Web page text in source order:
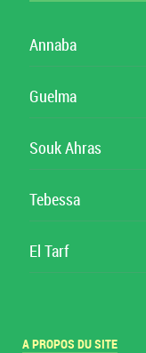
Annaba
Guelma
Souk Ahras
Tebessa
El Tarf
A PROPOS DU SITE